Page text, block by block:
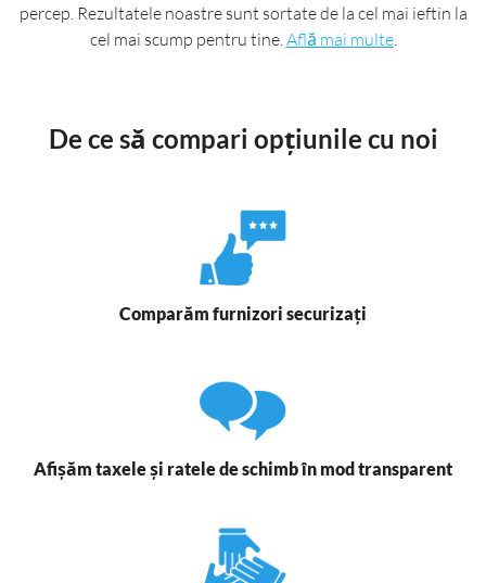
percep. Rezultatele noastre sunt sortate de la cel mai ieftin la
cel mai scump pentru tine.Află mai multe.
De ce să compari opțiunile cu noi
Comparăm furnizori securizați
Afișăm taxele și ratele de schimb în mod transparent